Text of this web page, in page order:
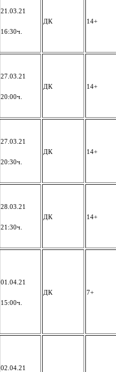
21.03.21
16:30ч.
ДК 14+
27.03.21
20:00ч.
ДК 14+
27.03.21
20:30ч.
ДК 14+
28.03.21
21:30ч.
ДК 14+
01.04.21
15:00ч.
ДК 7+
02.04.21